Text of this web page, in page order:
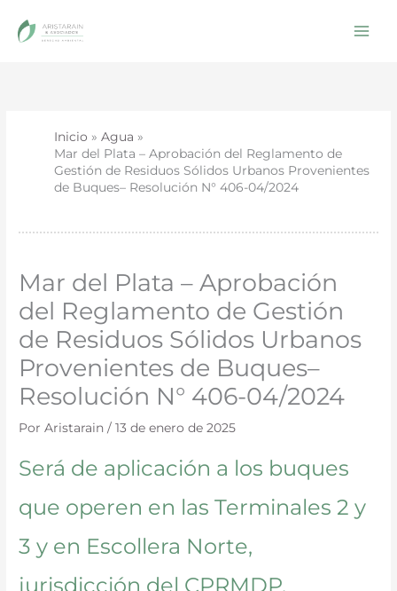
Inicio
Agua
Mar del Plata – Aprobación del Reglamento de
Gestión de Residuos Sólidos Urbanos Provenientes
de Buques– Resolución N° 406-04/2024
Mar del Plata – Aprobación
del Reglamento de Gestión
de Residuos Sólidos Urbanos
Provenientes de Buques–
Resolución N° 406-04/2024
PorAristarain/13 de enero de 2025
Será de aplicación a los buques
que operen en las Terminales 2 y
3 y en Escollera Norte,
jurisdicción del CPRMDP.